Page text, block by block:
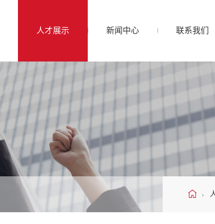
人才展示 新闻中心 联系我们